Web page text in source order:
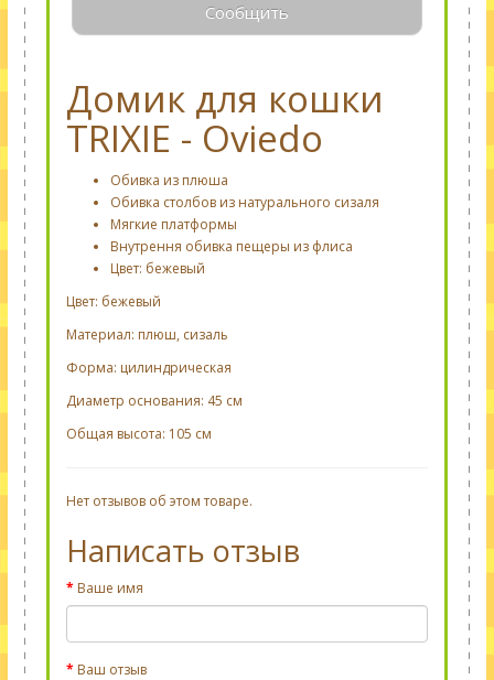
Сообщить
Домик для кошки
TRIXIE - Oviedo
Обивка из плюша
Обивка столбов из натурального сизаля
Мягкие платформы
Внутрення обивка пещеры из флиса
Цвет: бежевый
Цвет: бежевый
Материал: плюш, сизаль
Форма: цилиндрическая
Диаметр основания: 45 см
Общая высота: 105 см
Нет отзывов об этом товаре.
Написать отзыв
Ваше имя
Ваш отзыв